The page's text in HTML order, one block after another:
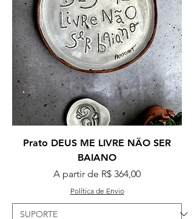
Prato DEUS ME LIVRE NÃO SER
BAIANO
A partir de R$ 364,00
Preço promocional
Política de Envio